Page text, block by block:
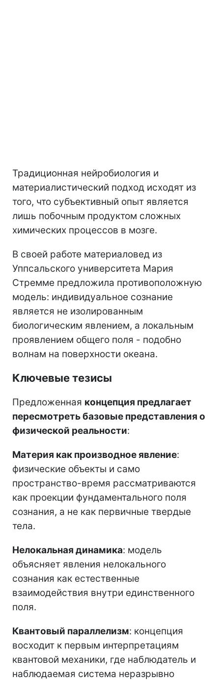
Традиционная нейробиология и
материалистический подход исходят из
того, что субъективный опыт является
лишь побочным продуктом сложных
химических процессов в мозге.
В своей работе материаловед из
Уппсальского университета Мария
Стремме предложила противоположную
модель: индивидуальное сознание
является не изолированным
биологическим явлением, а локальным
проявлением общего поля - подобно
волнам на поверхности океана.
Ключевые тезисы
Предложенная концепция предлагает
пересмотреть базовые представления о
физической реальности:
Материя как производное явление:
физические объекты и само
пространство-время рассматриваются
как проекции фундаментального поля
сознания, а не как первичные твердые
тела.
Нелокальная динамика: модель
объясняет явления нелокального
сознания как естественные
взаимодействия внутри единственного
поля.
Квантовый параллелизм: концепция
восходит к первым интерпретациям
квантовой механики, где наблюдатель и
наблюдаемая система неразрывно